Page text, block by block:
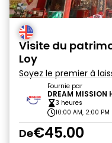
Visite du
Loy
Soyez le premier à
Fournie par
DREAM MISSION
3 heures
10:00 AM, 2:00 PM
De€45.00